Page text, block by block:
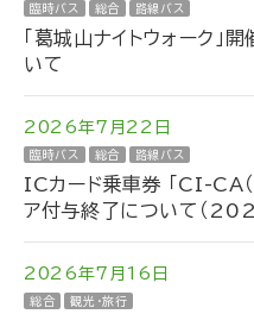
臨時バス 総合 路線バス
「葛城山ナイトウォーク」
いて
2026年7月22日
臨時バス 総合 路線バス
ICカード乗車券 「CI-CA（
ア付与終了について（
2026年7月16日
総合 観光・旅行